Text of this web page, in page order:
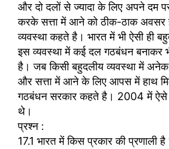
और दो दलों से ज्यादा के लिए अपने दम
करके सत्ता में आने को ठीक-ठाक अवसर
व्यवस्था कहते है। भारत में भी ऐसी ही
इस व्यवस्था में कई दल गठबंधन बनाकर
है। जब किसी बहुदलीय व्यवस्था में अनेक
और सत्ता में आने के लिए आपस में हाथ
गठबंधन सरकार कहते है। 2004 में
थे।
प्रश्न :
17.1 भारत में किस प्रकार की प्रणाली है